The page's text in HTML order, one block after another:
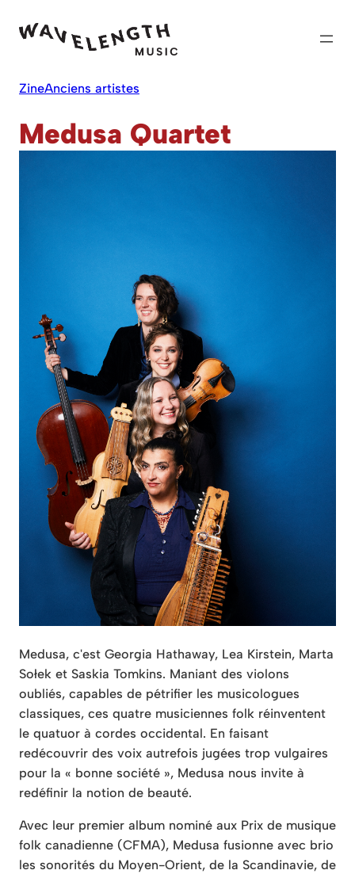
ZineAnciens artistes
Medusa Quartet
Medusa, c'est Georgia Hathaway, Lea Kirstein, Marta
Sołek et Saskia Tomkins. Maniant des violons
oubliés, capables de pétrifier les musicologues
classiques, ces quatre musiciennes folk réinventent
le quatuor à cordes occidental. En faisant
redécouvrir des voix autrefois jugées trop vulgaires
pour la « bonne société », Medusa nous invite à
redéfinir la notion de beauté.
Avec leur premier album nominé aux Prix de musique
folk canadienne (CFMA), Medusa fusionne avec brio
les sonorités du Moyen-Orient, de la Scandinavie, de